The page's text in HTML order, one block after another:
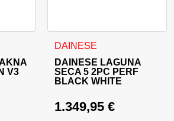
V3
bila: 669,95 €.
različic. Možnosti lahko izberete na
DAINESE
DAINESE LAGUNA
SECA 5 2PC PERF
BLACK WHITE
1.349,95 €
Ta izdelek ima več različic.